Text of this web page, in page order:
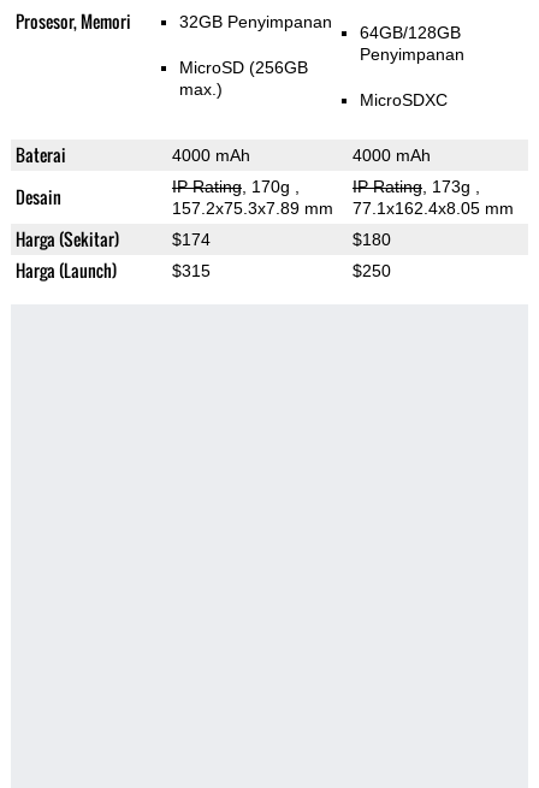
Prosesor, Memori 32GB Penyimpanan
MicroSD (256GB
max.)
64GB/128GB
Penyimpanan
MicroSDXC
Baterai 4000 mAh 4000 mAh
Desain IP Rating, 170g
157.2x75.3x7.89 mm
IP Rating, 173g
77.1x162.4x8.05 mm
Harga (Sekitar) $174 $180
Harga (Launch) $315 $250